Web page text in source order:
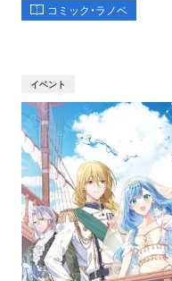
コミック・ラノベ
イベント